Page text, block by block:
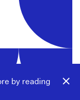
by reading